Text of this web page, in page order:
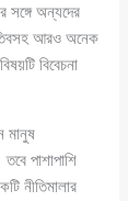
সঙ্গে অন্যদের
আরও অনেক
বিবেচনা
মানুষ
পাশাপাশি
নীতিমালার